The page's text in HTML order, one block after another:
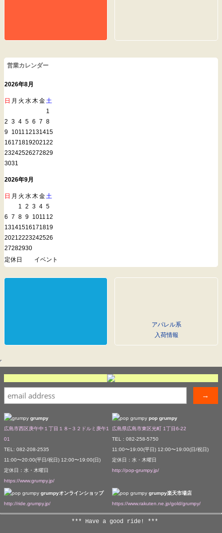
営業カレンダー
2026年8月
日 月 火 水木金土
1
2 3 4 5 6 7 8
9 1011 12131415
16171819202122
23242526272829
3031
2026年9月
日 月 火 水木金土
1 2 3 4 5
6 7 8 9 1011 12
13141516171819
20212223242526
27282930
定休日
イベント
アパレル系
入荷情報
grumpy
広島市西区庚午中１丁目１８−３２ドルミ庚午1
01
TEL: 082-208-2535
11:00〜20:00(平日/祝日) 12:00〜19:00(日)
定休日：水・木曜日
https://www.grumpy.jp/
pop grumpy
広島県広島市東区光町 1丁目6-22
TEL : 082-258-5750
11:00〜19:00(平日) 12:00〜19:00(日/祝日)
定休日：水・木曜日
http://pop-grumpy.jp/
grumpyオンラインショップ
http://ride.grumpy.jp/
grumpy楽天市場店
https://www.rakuten.ne.jp/gold/grumpy/
*** Have a good ride! ***